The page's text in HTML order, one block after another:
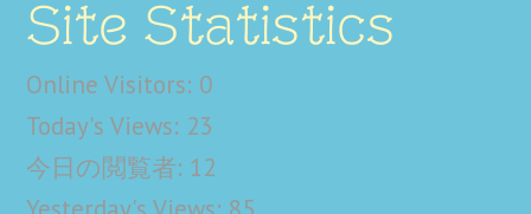
Site Statistics
Online Visitors: 0
Today's Views: 23
今日の閲覧者: 12